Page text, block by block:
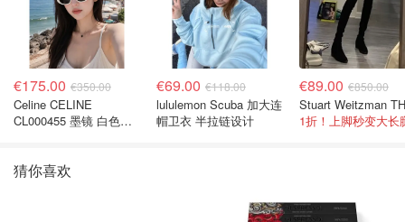
€175.00 €350.00
Celine CELINE
CL000455 墨镜 白色黑
€69.00 €118.00
lululemon Scuba 加大连
帽卫衣 半拉链设计
€89.00 €850.00
1折！上脚秒变大长
猜你喜欢